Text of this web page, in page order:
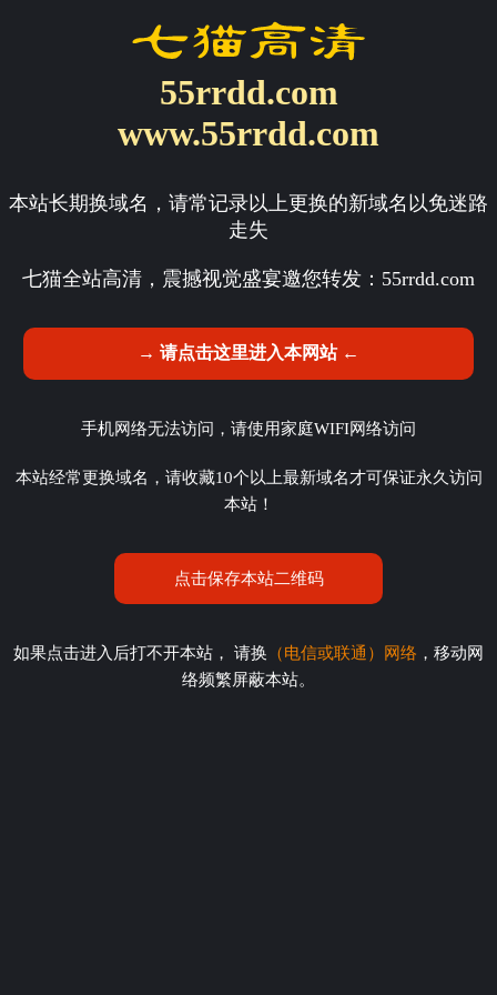
55rrdd.com
www.55rrdd.com
本站长期换域名，请常记录以上更换的新域名以免迷路
走失
七猫全站高清，震撼视觉盛宴邀您转发： 55rrdd.com
→ 请点击这里进入本网站 ←
手机网络无法访问，请使用家庭WIFI网络访问
本站经常更换域名，请收藏10个以上最新域名才可保证永久访问
本站！
点击保存本站二维码
如果点击进入后打不开本站， 请换 （电信或联通）网络 ，移动网
络频繁屏蔽本站。